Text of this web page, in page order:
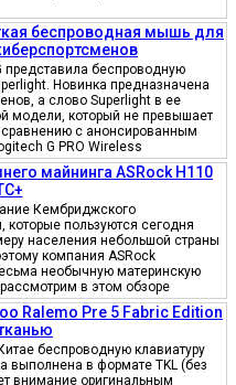
беспроводная мышь для
беспроводную
Новинка предназначена
а слово Superlight в ее
модели, который не превышает
сравнению с анонсированным
G PRO Wireless
майнинга ASRock H110
Кембриджского
которые пользуются сегодня
населения небольшой страны
компания ASRock
необычную материнскую
в этом обзоре
Ralemo Pre 5 Fabric Edition
беспроводную клавиатуру
выполнена в формате TKL (без
внимание оригинальным